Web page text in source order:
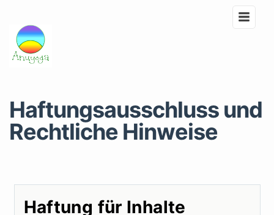
Haftungsausschluss und
Rechtliche Hinweise
Haftung für Inhalte